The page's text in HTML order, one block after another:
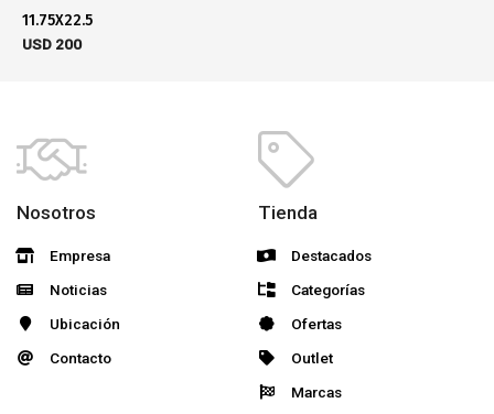
11.75X22.5
USD 200
Nosotros
Empresa
Noticias
Ubicación
Contacto
Tienda
Destacados
Categorías
Ofertas
Outlet
Marcas